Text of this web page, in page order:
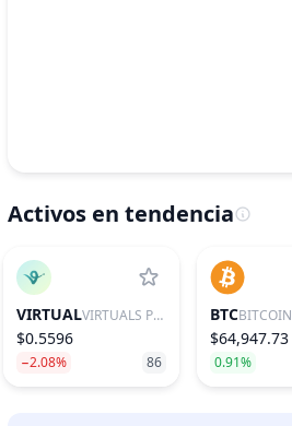
Activos en tendencia
VIRTUAL VIRTUALS PROTOCOL
$0.5596
−2.08% 86
BTCBITCOIN
$64,947.73
0.91%